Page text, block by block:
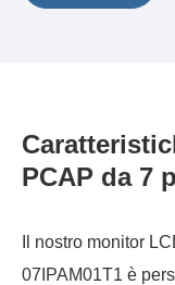
PCAP da 7
Il nostro monitor
07IPAM01T1 è